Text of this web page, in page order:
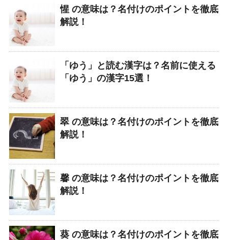
惺 の意味は？名付けのポイントを徹底
解説！
「ゆう」と読む漢字は？名前に使える
「ゆう」の漢字15選！
翠 の意味は？名付けのポイントを徹底
解説！
馨 の意味は？名付けのポイントを徹底
解説！
葵 の意味は？名付けのポイントを徹底